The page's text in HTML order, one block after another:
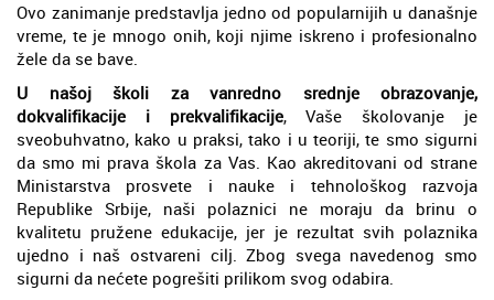
Ovo zanimanje predstavlja jedno od popularnijih u današnje
vreme, te je mnogo onih, koji njime iskreno i profesionalno
žele da se bave.
U našoj školi za vanredno srednje obrazovanje,
dokvalifikacije i prekvalifikacije, Vaše školovanje je
sveobuhvatno, kako u praksi, tako i u teoriji, te smo sigurni
da smo mi prava škola za Vas. Kao akreditovani od strane
Ministarstva prosvete i nauke i tehnološkog razvoja
Republike Srbije, naši polaznici ne moraju da brinu o
kvalitetu pružene edukacije, jer je rezultat svih polaznika
ujedno i naš ostvareni cilj. Zbog svega navedenog smo
sigurni da nećete pogrešiti prilikom svog odabira.